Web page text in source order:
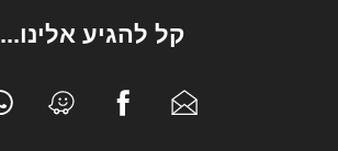
קל להגיע אלינו...